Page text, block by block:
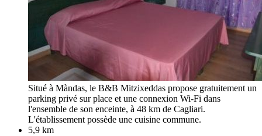
Situé à Màndas, le B&B Mitzixeddas propose gratuitement un
parking privé sur place et une connexion Wi-Fi dans
l'ensemble de son enceinte, à 48 km de Cagliari.
L'établissement possède une cuisine commune.
5,9 km